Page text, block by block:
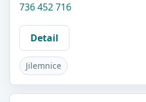
736 452 716
Detail
Jilemnice